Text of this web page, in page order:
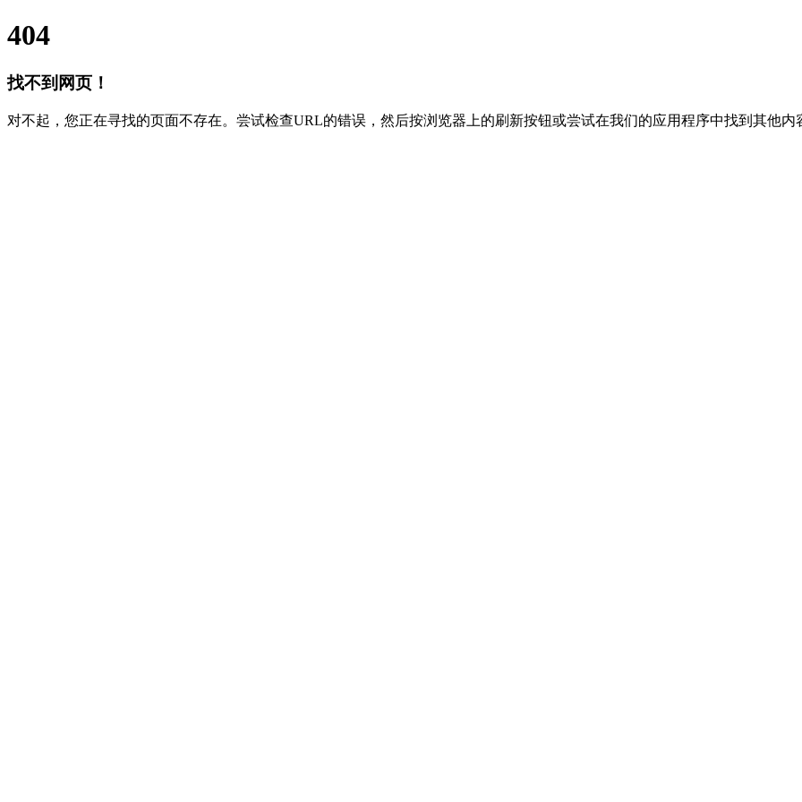
404
找不到网页！
对不起，您正在寻找的页面不存在。尝试检查URL的错误，然后按浏览器上的刷新按钮或尝试在我们的应用程序中找到其他内